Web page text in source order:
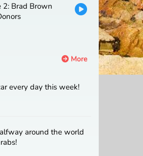
2: Brad Brown
More
every day this week!
around the world